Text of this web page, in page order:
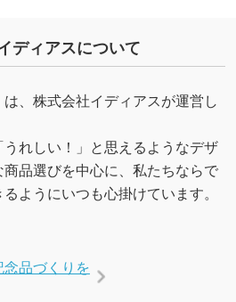
ディアスについて
は、株式会社イディアスが運営し
れしい！」と思えるようなデザ
品選びを中心に、私たちならで
ようにいつも心掛けています。
品づくりを